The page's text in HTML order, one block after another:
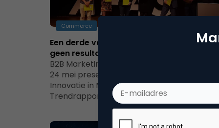
Commerce
Een derde van de B2B-marketeers meet
geen resultaten
B2B Marketing Trendrapport 2016Op dinsdag
24 mei presenteerde PIM, het Platform
Innovatie in Marketing, het B2B Marketing
Trendrapport 2016 dat…